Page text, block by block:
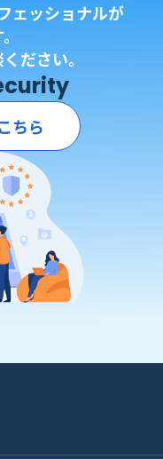
ェッショナルが
ださい。
ちら